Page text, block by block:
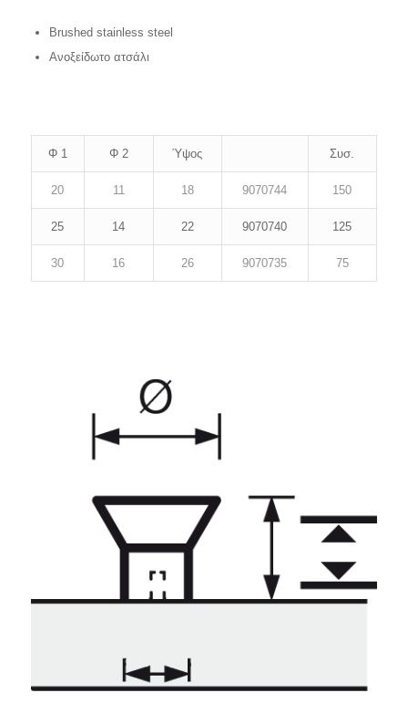
Brushed stainless steel
Ανοξείδωτο ατσάλι
Φ 1 Φ 2 Ύψος Συσ.
20 11 18 9070744 150
25 14 22 9070740 125
30 16 26 9070735 75